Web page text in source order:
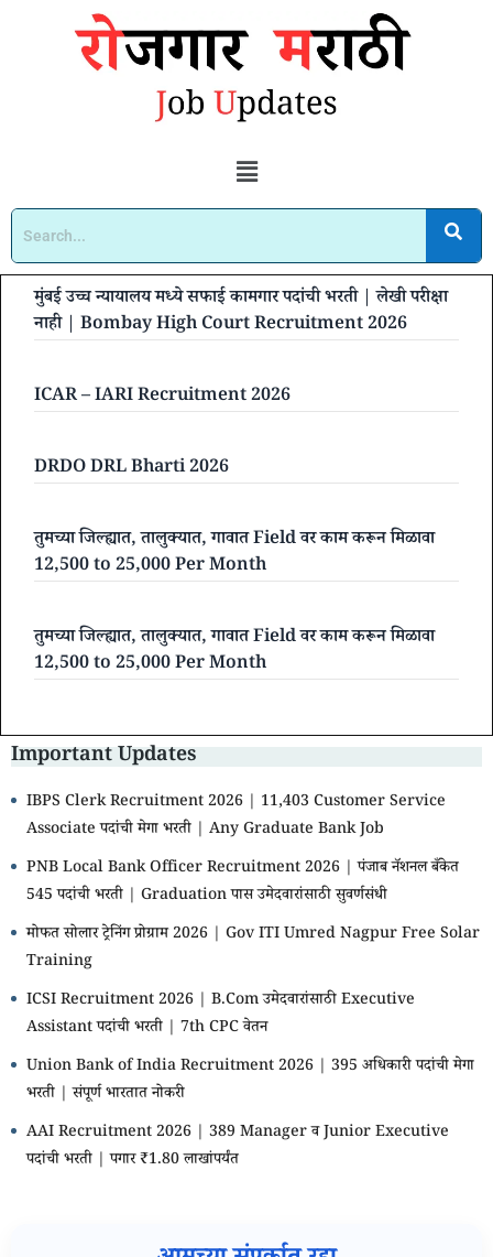
मुंबई उच्च न्यायालय मध्ये सफाई कामगार पदांची भरती | लेखी परीक्षा
नाही | Bombay High Court Recruitment 2026
ICAR – IARI Recruitment 2026
DRDO DRL Bharti 2026
तुमच्या जिल्ह्यात, तालुक्यात, गावात Field वर काम करून मिळावा
12,500 to 25,000 Per Month
तुमच्या जिल्ह्यात, तालुक्यात, गावात Field वर काम करून मिळावा
12,500 to 25,000 Per Month
Important Updates
IBPS Clerk Recruitment 2026 | 11,403 Customer Service
Associate पदांची मेगा भरती | Any Graduate Bank Job
PNB Local Bank Officer Recruitment 2026 | पंजाब नॅशनल बँकेत
545 पदांची भरती | Graduation पास उमेदवारांसाठी सुवर्णसंधी
मोफत सोलार ट्रेनिंग प्रोग्राम 2026 | Gov ITI Umred Nagpur Free Solar
Training
ICSI Recruitment 2026 | B.Com उमेदवारांसाठी Executive
Assistant पदांची भरती | 7th CPC वेतन
Union Bank of India Recruitment 2026 | 395 अधिकारी पदांची मेगा
भरती | संपूर्ण भारतात नोकरी
AAI Recruitment 2026 | 389 Manager व Junior Executive
पदांची भरती | पगार ₹1.80 लाखांपर्यंत